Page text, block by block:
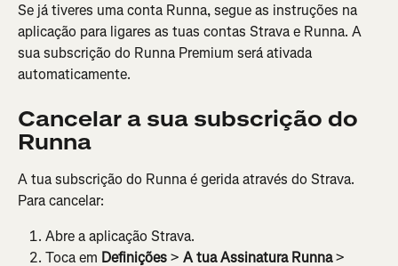
Se já tiveres uma conta Runna, segue as instruções na
aplicação para ligares as tuas contas Strava e Runna. A
sua subscrição do Runna Premium será ativada
automaticamente.
Cancelar a sua subscrição do
Runna
A tua subscrição do Runna é gerida através do Strava.
Para cancelar:
Abre a aplicação Strava.
Toca em Definições > A tua Assinatura Runna >